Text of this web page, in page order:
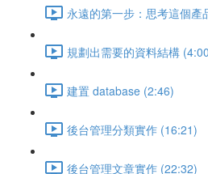
永遠的第一步：思考這個產
規劃出需要的資料結構
建置 database (2:46)
後台管理分類實作 (16:21)
後台管理文章實作 (22:32)